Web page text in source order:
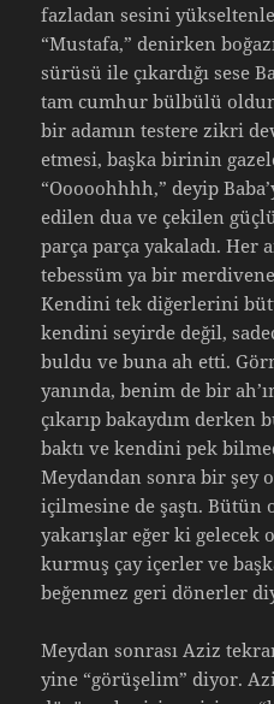
fazladan sesini
“Mustafa,” denirken
sürüsü ile çıkardığı sese
tam cumhur bülbülü
bir adamın testere zikri
etmesi, başka birinin
“Ooooohhhh,” deyip
edilen dua ve çekilen
parça parça yakaladı. Her
tebessüm ya bir
Kendini tek diğerlerini
kendini seyirde değil,
buldu ve buna ah etti.
yanında, benim de bir
çıkarıp bakaydım derken
baktı ve kendini pek
Meydandan sonra bir şey
içilmesine de şaştı. Bütün
yakarışlar eğer ki gelecek
kurmuş çay içerler ve
beğenmez geri dönerler
Meydan sonrası Aziz
yine “görüşelim” diyor.